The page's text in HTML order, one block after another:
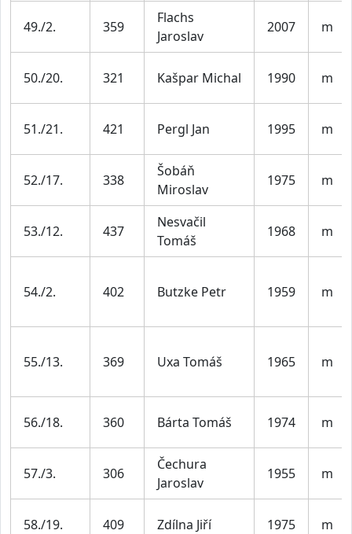
49./2. 359
Flachs
Jaroslav
2007 m
50./20. 321 Kašpar Michal 1990 m
51./21. 421 Pergl Jan 1995 m
52./17. 338
Šobáň
Miroslav
1975 m
53./12. 437
Nesvačil
Tomáš
1968 m
54./2. 402 Butzke Petr 1959 m
55./13. 369 Uxa Tomáš 1965 m
56./18. 360 Bárta Tomáš 1974 m
57./3. 306
Čechura
Jaroslav
1955 m
58./19. 409 Zdílna Jiří 1975 m